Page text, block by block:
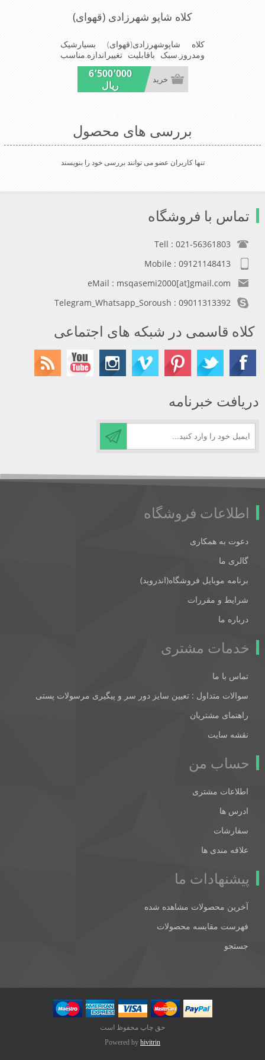
کلاه شاپو شهرزادی (قهوای)
کلاه شاپوشهرزادی(قهوای) بسیارشیک
ومدروز.سبک باقابلیت تغییراندازه.مناسب
میهمانیهاو مجالس
6٬500٬000
ریال
خرید
بررسی های محصول
تنها کاربران عضو می توانند بررسی خود را بنویسند
تماس با فروشگاه
Tell : 021-56361803
Mobile : 09121148413
eMail : msqasemi2000[at]gmail.com
Telegram_Whatsapp_Soroush : 09011313392
کلاه قاسمی در شبکه های اجتماعی
دریافت خبرنامه
اطلاعات فروشگاه
دعوت به همکاری
گالری ما
برنامه موبایل فروشگاه(اندروید)
شرایط و مقررات
درباره ما
خدمات مشتری
تماس با ما
سوالات متداول : تعیین سایز دور سر و پیگیری مرسولات پستی
راهنمای مشتریان
نقشه سایت
حساب من
اطلاعات مشتری
ادرس ها
سفارشات
علاقه مندی ها
پیشنهادات ما
آخرین محصولات مشاهده شده
فهرست مقایسه محصولات
جستجو
حق چاپ محفوظ است
Powered by hivitrin